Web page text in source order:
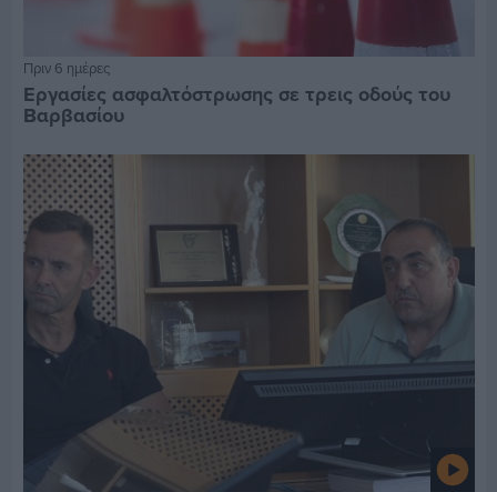
Πριν 6 ημέρες
Εργασίες ασφαλτόστρωσης σε τρεις οδούς του
Βαρβασίου